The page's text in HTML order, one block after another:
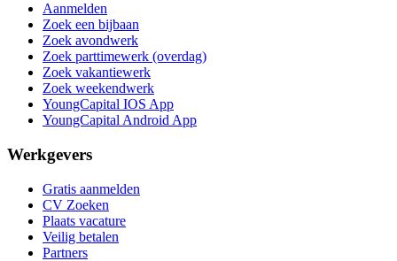
Aanmelden
Zoek een bijbaan
Zoek avondwerk
Zoek parttimewerk (overdag)
Zoek vakantiewerk
Zoek weekendwerk
YoungCapital IOS App
YoungCapital Android App
Werkgevers
Gratis aanmelden
CV Zoeken
Plaats vacature
Veilig betalen
Partners